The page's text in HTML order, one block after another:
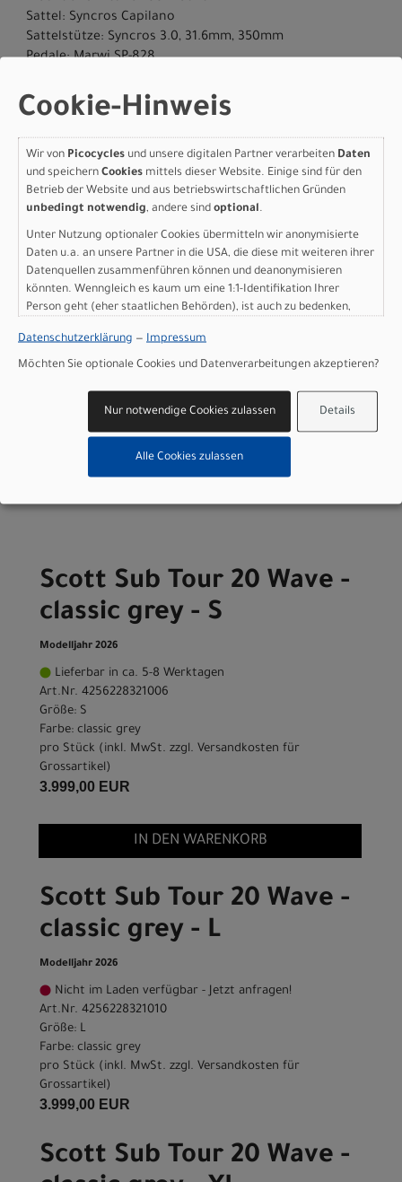
Sattel: Syncros Capilano
Sattelstütze: Syncros 3.0, 31.6mm, 350mm
Pedale: Marwi SP-828
Ständer: Ursus Kickstand
Scheinwerfer: Lezyne Hecto E65
Rücklicht: Super Bright Lezyne Light
Motor: Bosch Performance Line CX (BDU384Y)
Batterie: PowerTube 600Wh
Batteriekapazität: 600 Wh
Ladegerät: 2A Charger
Display: Bosch Purion 200
Gewicht: 30,1 kg
Zulässiges Gesamtgewicht: 160 kg
Herstellerdaten gem. GPSR
Gutenbergstrasse 27
Scott Sub Tour 20 Wave -
classic grey - S
Modelljahr 2026
Lieferbar in ca. 5-8 Werktagen
Art.Nr. 4256228321006
Größe: S
Farbe: classic grey
pro Stück (inkl. MwSt. zzgl. Versandkosten für
Grossartikel)
3.999,00 EUR
IN DEN WARENKORB
Scott Sub Tour 20 Wave -
classic grey - L
Modelljahr 2026
Nicht im Laden verfügbar - Jetzt anfragen!
Art.Nr. 4256228321010
Größe: L
Farbe: classic grey
pro Stück (inkl. MwSt. zzgl. Versandkosten für
Grossartikel)
3.999,00 EUR
Scott Sub Tour 20 Wave -
Cookie-Hinweis
Wir von Picocycles und unsere digitalen Partner verarbeiten Daten
und speichern Cookies mittels dieser Website. Einige sind für den
Betrieb der Website und aus betriebswirtschaftlichen Gründen
unbedingt notwendig, andere sind optional.
Unter Nutzung optionaler Cookies übermitteln wir anonymisierte
Daten u.a. an unsere Partner in die USA, die diese mit weiteren ihrer
Datenquellen zusammenführen können und deanonymisieren
könnten. Wenngleich es kaum um eine 1:1-Identifikation Ihrer
Person geht (eher staatlichen Behörden), ist auch zu bedenken,
sind wie bei uns in der Europäischen Union.
Datenschutzerklärung — Impressum
Möchten Sie optionale Cookies und Datenverarbeitungen akzeptieren?
Details
Nur notwendige Cookies zulassen
Alle Cookies zulassen